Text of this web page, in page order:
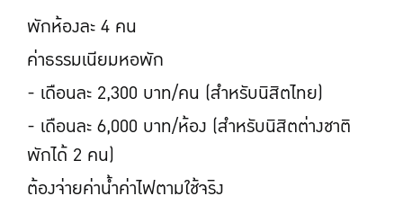
พักห้องละ 4 คน
ค่าธรรมเนียมหอพัก
- เดือนละ 2,300 บาท/คน (สำหรับนิสิตไทย)
- เดือนละ 6,000 บาท/ห้อง (สำหรับนิสิตต่างชาติ
พักได้ 2 คน)
ต้องจ่ายค่าน้ำค่าไฟตามใช้จริง